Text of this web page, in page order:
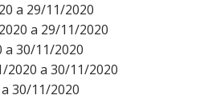
a 29/11/2020
a 29/11/2020
a 30/11/2020
2020 a 30/11/2020
30/11/2020